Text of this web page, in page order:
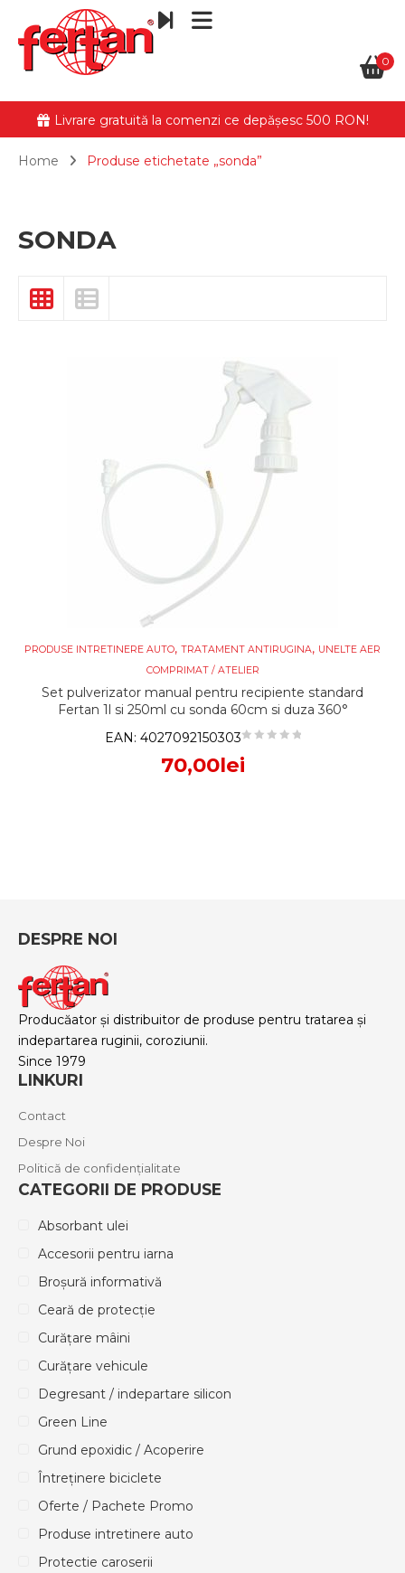
0
Livrare gratuită la comenzi ce depășesc 500 RON!
Home Produse etichetate „sonda”
SONDA
PRODUSE INTRETINERE AUTO, TRATAMENT ANTIRUGINA, UNELTE AER
COMPRIMAT / ATELIER
Set pulverizator manual pentru recipiente standard
Fertan 1l si 250ml cu sonda 60cm si duza 360°
EAN: 4027092150303
70,00lei
DESPRE NOI
Producăator și distribuitor de produse pentru tratarea și
indepartarea ruginii, coroziunii.
Since 1979
LINKURI
Contact
Despre Noi
Politică de confidențialitate
CATEGORII DE PRODUSE
Absorbant ulei
Accesorii pentru iarna
Broșură informativă
Ceară de protecție
Curățare mâini
Curățare vehicule
Degresant / indepartare silicon
Green Line
Grund epoxidic / Acoperire
Întreținere biciclete
Oferte / Pachete Promo
Produse intretinere auto
Protectie caroserii